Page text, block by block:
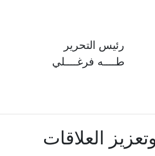
رئيس التحرير
طــــه فرغــــلي
العلاقات